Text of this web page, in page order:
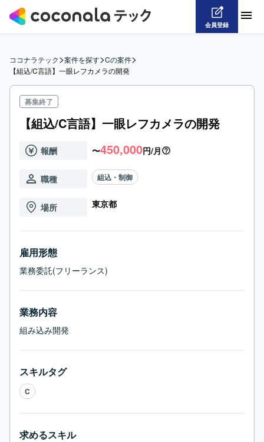
会員登録
ココナラテック>案件を探す>Cの案件>
【組込/C言語】一眼レフカメラの開発
募集終了
【組込/C言語】一眼レフカメラの開発
報酬 〜450,000円/月
職種 組込・制御
場所 東京都
雇用形態
業務委託(フリーランス)
業務内容
組み込み開発
スキルタグ
C
求めるスキル